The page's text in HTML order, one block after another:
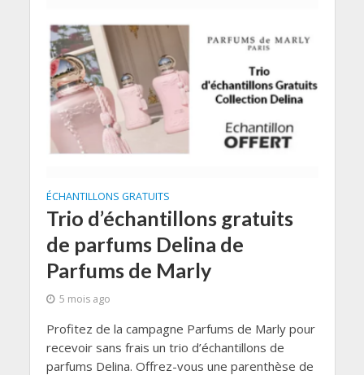
ÉCHANTILLONS GRATUITS
Trio d’échantillons gratuits
de parfums Delina de
Parfums de Marly
5 mois ago
Profitez de la campagne Parfums de Marly pour
recevoir sans frais un trio d’échantillons de
parfums Delina. Offrez-vous une parenthèse de